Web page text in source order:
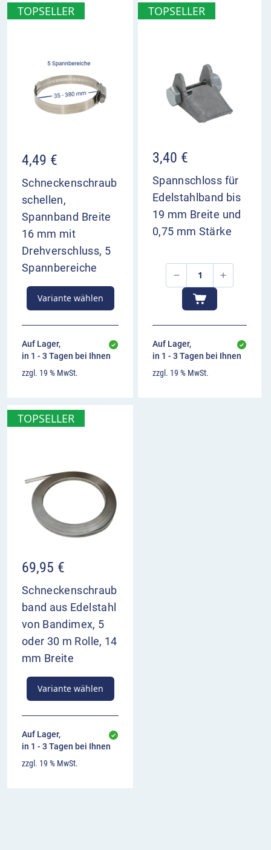
TOPSELLER
4,49 €
Schneckenschraub
schellen,
Spannband Breite
16 mm mit
Drehverschluss, 5
Spannbereiche
Variante wählen
Auf Lager,
in 1 - 3 Tagen bei Ihnen
zzgl. 19 % MwSt.
TOPSELLER
3,40 €
Spannschloss für
Edelstahlband bis
19 mm Breite und
0,75 mm Stärke
Auf Lager,
in 1 - 3 Tagen bei Ihnen
zzgl. 19 % MwSt.
TOPSELLER
69,95 €
Schneckenschraub
band aus Edelstahl
von Bandimex, 5
oder 30 m Rolle, 14
mm Breite
Variante wählen
Auf Lager,
in 1 - 3 Tagen bei Ihnen
zzgl. 19 % MwSt.